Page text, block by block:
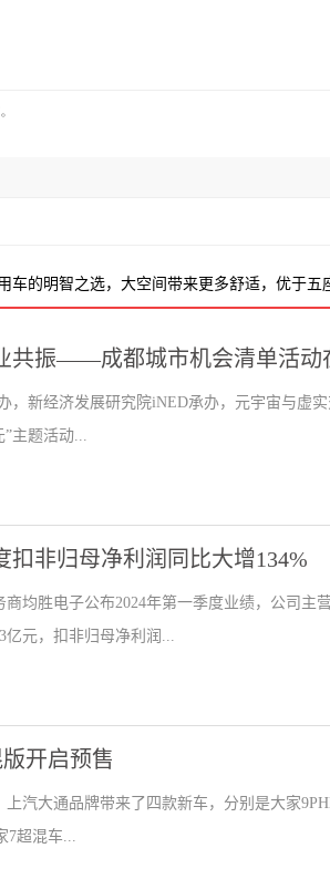
车的明智之选，大空间带来更多舒适，优于五
共振——成都城市机会清单活动
，新经济发展研究院iNED承办，元宇宙与虚
主题活动...
非归母净利润同比大增134%
均胜电子公布2024年第一季度业绩，公司主
亿元，扣非归母净利润...
开启预售
汽大通品牌带来了四款新车，分别是大家
7超混车...